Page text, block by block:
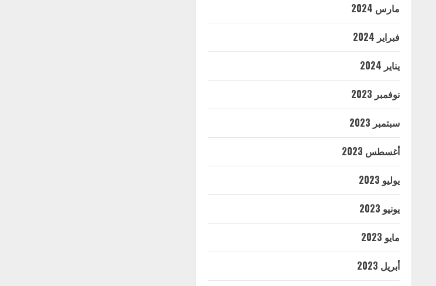
مارس 2024
فبراير 2024
يناير 2024
نوفمبر 2023
سبتمبر 2023
أغسطس 2023
يوليو 2023
يونيو 2023
مايو 2023
أبريل 2023